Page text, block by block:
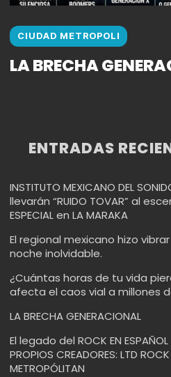
CIUDAD METROPOLI
LA BRECHA
ENTRADAS
INSTITUTO MEXICANO DEL
llevarán “RUIDO TOVAR” al
ESPECIAL en LA MARAKA
El regional mexicano hizo
noche inolvidable.
¿Cuántas horas de tu vida
afecta el caos vial a millones
LA BRECHA GENERACIONAL
El legado del ROCK EN ESPAÑOL
PROPIOS CREADORES: LTD
METROPÓLITAN